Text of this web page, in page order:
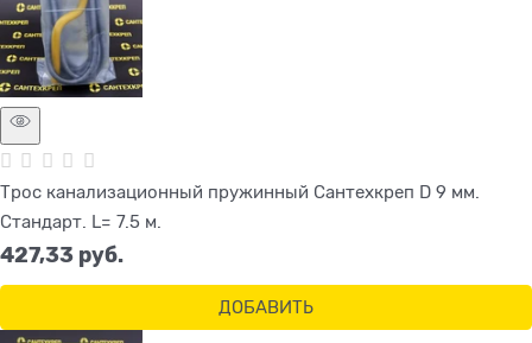
Трос канализационный пружинный Сантехкреп D 9 мм.
Стандарт. L= 7.5 м.
427,33 руб.
ДОБАВИТЬ